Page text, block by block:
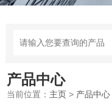
产品中心
当前位置： 主页 > 产品中心